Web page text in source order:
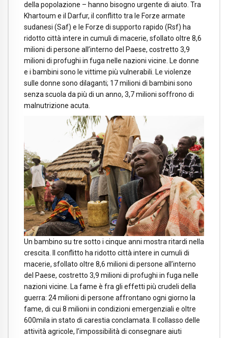
della popolazione – hanno bisogno urgente di aiuto. Tra
Khartoum e il Darfur, il conflitto tra le Forze armate
sudanesi (Saf) e le Forze di supporto rapido (Rsf) ha
ridotto città intere in cumuli di macerie, sfollato oltre 8,6
milioni di persone all’interno del Paese, costretto 3,9
milioni di profughi in fuga nelle nazioni vicine. Le donne
e i bambini sono le vittime più vulnerabili. Le violenze
sulle donne sono dilaganti; 17 milioni di bambini sono
senza scuola da più di un anno, 3,7 milioni soffrono di
malnutrizione acuta.
Un bambino su tre sotto i cinque anni mostra ritardi nella
crescita. Il conflitto ha ridotto città intere in cumuli di
macerie, sfollato oltre 8,6 milioni di persone all’interno
del Paese, costretto 3,9 milioni di profughi in fuga nelle
nazioni vicine. La fame è fra gli effetti più crudeli della
guerra: 24 milioni di persone affrontano ogni giorno la
fame, di cui 8 milioni in condizioni emergenziali e oltre
600mila in stato di carestia conclamata. Il collasso delle
attività agricole, l’impossibilità di consegnare aiuti